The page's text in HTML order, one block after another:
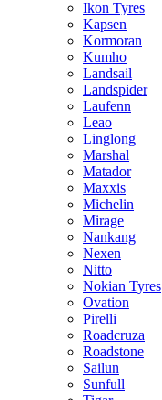
Ikon Tyres
Kapsen
Kormoran
Kumho
Landsail
Landspider
Laufenn
Leao
Linglong
Marshal
Matador
Maxxis
Michelin
Mirage
Nankang
Nexen
Nitto
Nokian Tyres
Ovation
Pirelli
Roadcruza
Roadstone
Sailun
Sunfull